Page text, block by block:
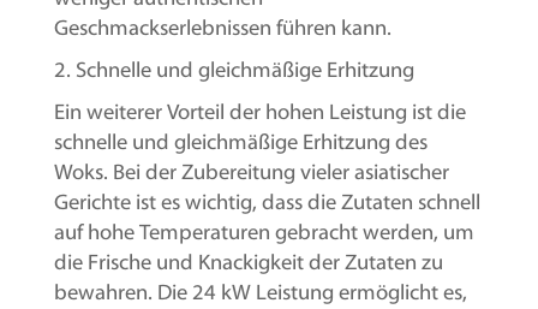
Geschmackserlebnissen führen kann.
2. Schnelle und gleichmäßige Erhitzung
Ein weiterer Vorteil der hohen Leistung ist die
schnelle und gleichmäßige Erhitzung des
Woks. Bei der Zubereitung vieler asiatischer
Gerichte ist es wichtig, dass die Zutaten schnell
auf hohe Temperaturen gebracht werden, um
die Frische und Knackigkeit der Zutaten zu
bewahren. Die 24 kW Leistung ermöglicht es,